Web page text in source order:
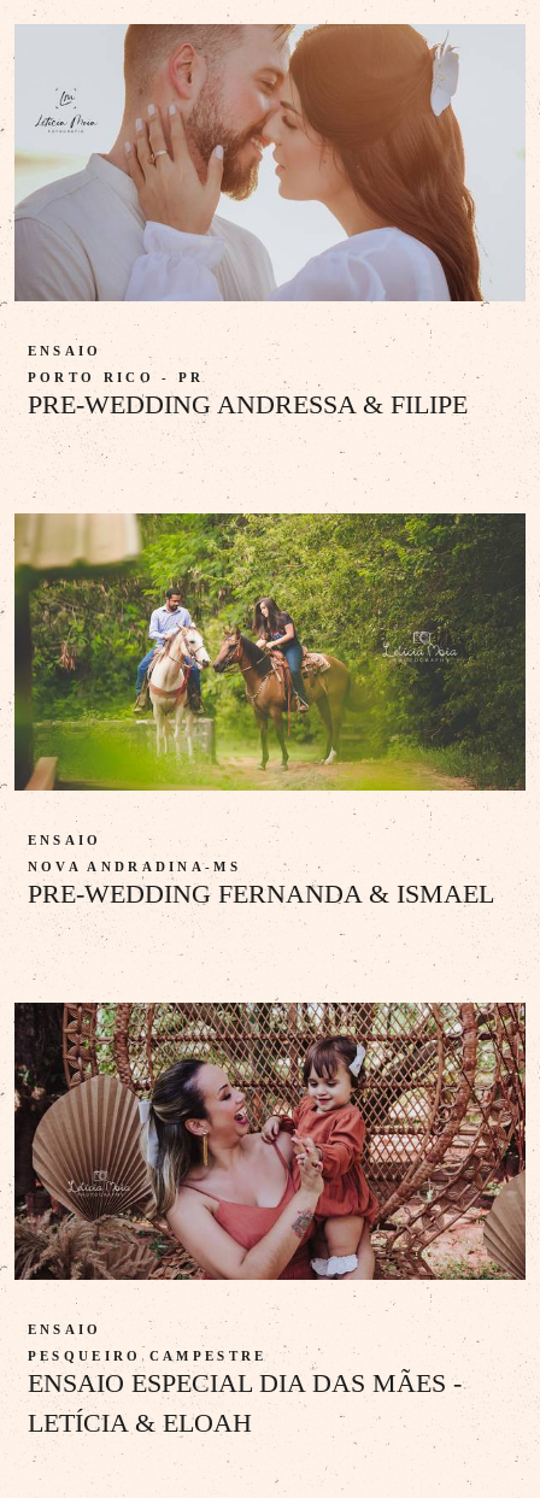
PRE-WEDDING ANDRESSA & FILIPE
ENSAIO
PORTO RICO - PR
PRE-WEDDING FERNANDA & ISMAEL
ENSAIO
NOVA ANDRADINA-MS
ENSAIO ESPECIAL DIA DAS MÃES -
LETÍCIA & ELOAH
ENSAIO
PESQUEIRO CAMPESTRE